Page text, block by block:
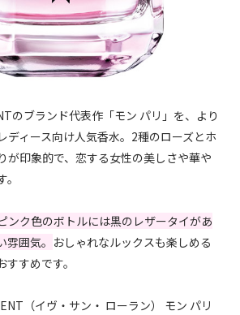
のブランド代表作「モン パリ」を、より
ディース向け人気香水。2種のローズとホ
が印象的で、恋する女性の美しさや華や
ンク色のボトルには黒のレザータイがあ
囲気。 おしゃれなルックスも楽しめる
すめです。
（イヴ・サン・ ローラン） モン パリ